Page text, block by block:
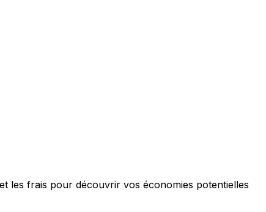
les frais pour découvrir vos économies potentielles